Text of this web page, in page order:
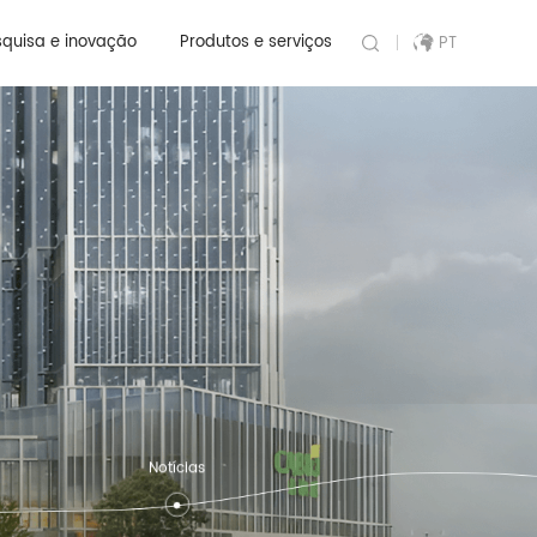
e inovação Produtos e serviços PT
Notícias